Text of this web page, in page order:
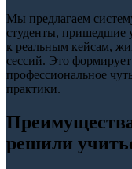
Мы предлагаем
студенты, пришедшие
к реальным кейсам,
сессий. Это
профессиональное
практики.
решили